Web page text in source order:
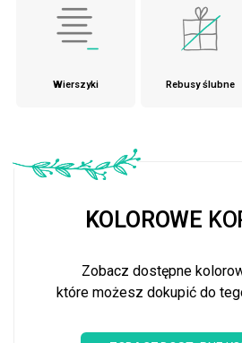
Wierszyki Rebusy ślubne
KOLOROWE
Zobacz dostępne
które możesz dokupić do